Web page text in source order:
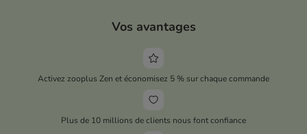
Vos avantages
Activez zooplus Zen et économisez 5 % sur chaque commande
Plus de 10 millions de clients nous font confiance